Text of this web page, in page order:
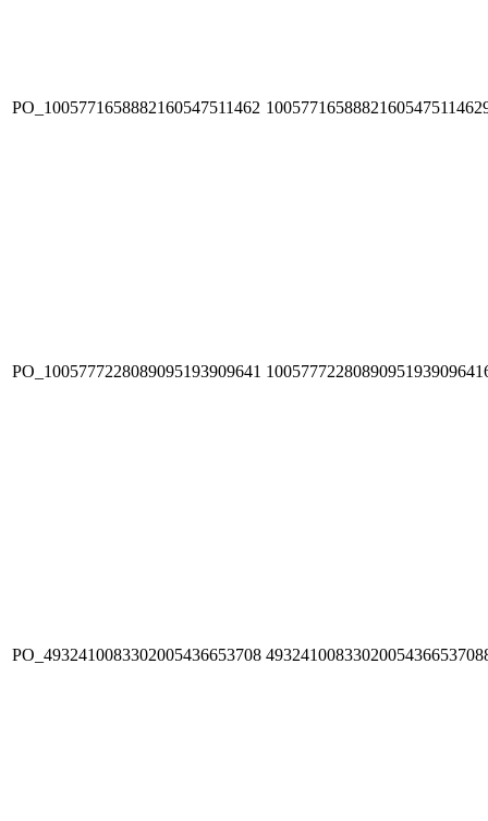
PO_1005771658882160547511462
PO_1005777228089095193909641
PO_4932410083302005436653708